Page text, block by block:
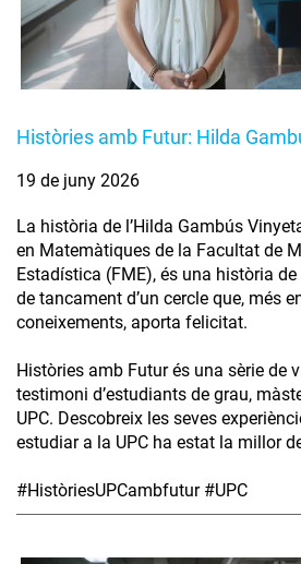
Històries amb Futur: Hilda
19 de juny 2026
La història de l’Hilda Gambús
en Matemàtiques de la Facultat de
Estadística (FME), és una història
de tancament d’un cercle que, més
coneixements, aporta felicitat.
Històries amb Futur és una sèrie de
testimoni d’estudiants de grau,
UPC. Descobreix les seves
estudiar a la UPC ha estat la millor
#HistòriesUPCambfutur #UPC